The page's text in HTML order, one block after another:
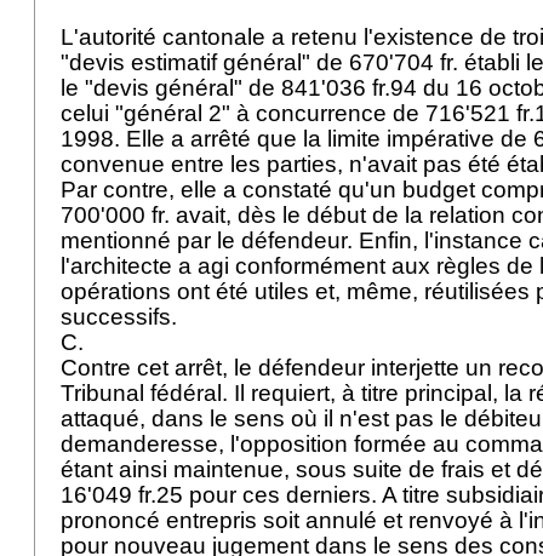
L'autorité cantonale a retenu l'existence de
"devis estimatif général" de 670'704 fr. établi
le "devis général" de 841'036 fr.94 du 16
celui "général 2" à concurrence de 716'521
1998. Elle a arrêté que la limite impérative de
convenue entre les parties, n'avait pas été
Par contre, elle a constaté qu'un budget
700'000 fr. avait, dès le début de la relation
mentionné par le défendeur. Enfin, l'instance
l'architecte a agi conformément aux règles de
opérations ont été utiles et, même, réutilisées
successifs.
C.
Contre cet arrêt, le défendeur interjette un
Tribunal fédéral. Il requiert, à titre principal, la
attaqué, dans le sens où il n'est pas le
demanderesse, l'opposition formée au
étant ainsi maintenue, sous suite de frais et
16'049 fr.25 pour ces derniers. A titre
prononcé entrepris soit annulé et renvoyé à
pour nouveau jugement dans le sens des